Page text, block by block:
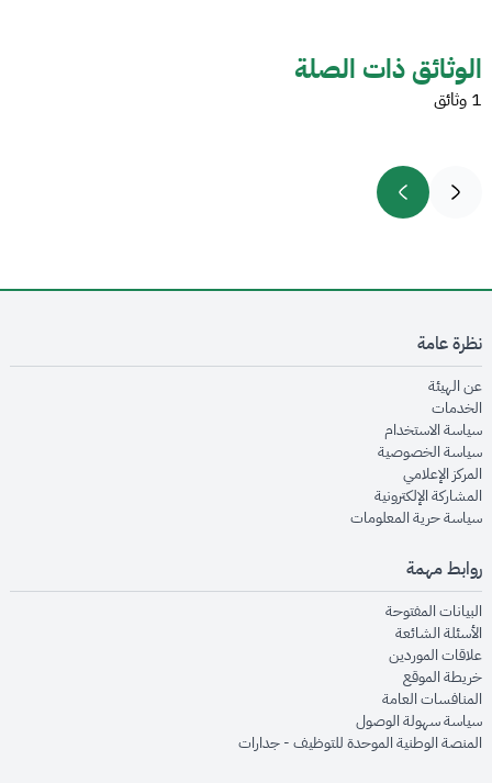
الوثائق ذات الصلة
1 وثائق
نظرة عامة
عن الهيئةopens in new window
الخدماتopens in new window
سياسة الاستخدام
سياسة الخصوصيةopens in new window
المركز الإعلاميopens in new window
المشاركة الإلكترونيةopens in new window
سياسة حرية المعلوماتopens in new window
روابط مهمة
البيانات المفتوحةopens in new window
الأسئلة الشائعةopens in new window
علاقات الموردينopens in new window
خريطة الموقعopens in new window
المنافسات العامةopens in new window
سياسة سهولة الوصولopens in new window
المنصة الوطنية الموحدة للتوظيف - جداراتopens in new window